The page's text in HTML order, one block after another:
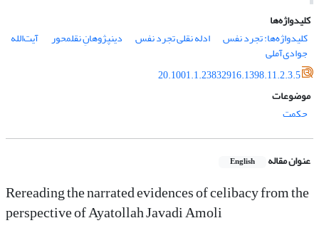
کلیدواژه‌ها
کلیدواژه‌ها: تجرد نفس
ادله نقلی تجرد نفس دین‎پژوهانِ نقل‎محور آیت‌الله
جوادی‌آملی
20.1001.1.23832916.1398.11.2.3.5
موضوعات
حکمت
عنوان مقاله English
Rereading the narrated evidences of celibacy from the
perspective of Ayatollah Javadi Amoli